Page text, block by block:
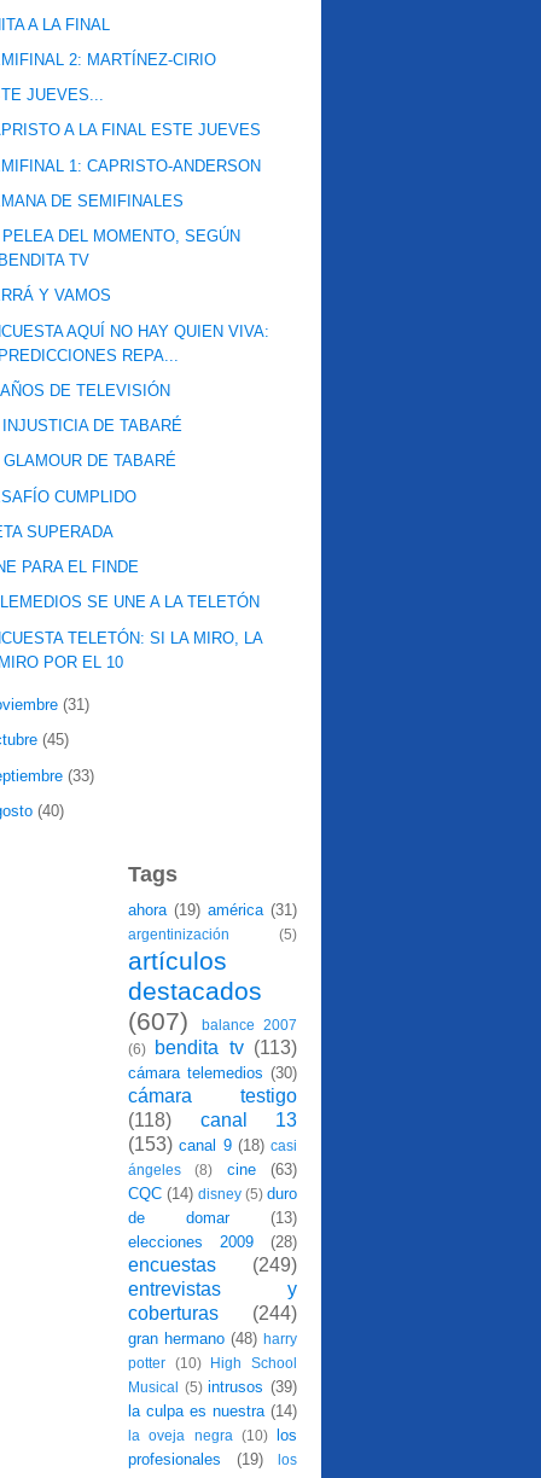
A LA FINAL
2: MARTÍNEZ-CIRIO
JUEVES...
A LA FINAL ESTE JUEVES
1: CAPRISTO-ANDERSON
DE SEMIFINALES
PELEA DEL MOMENTO, SEGÚN
TV
Y VAMOS
AQUÍ NO HAY QUIEN VIVA:
REPA...
DE TELEVISIÓN
INJUSTICIA DE TABARÉ
GLAMOUR DE TABARÉ
CUMPLIDO
SUPERADA
PARA EL FINDE
SE UNE A LA TELETÓN
TELETÓN: SI LA MIRO, LA
POR EL 10
(31)
(45)
(33)
(40)
Tags
ahora (19) américa (31)
argentinización (5)
artículos
destacados
(607)
balance 2007
(6)
bendita tv (113)
cámara telemedios (30)
cámara testigo
(118)
canal 13
(153) canal 9 (18) casi
ángeles
(8) cine
(63)
CQC (14) disney (5) duro
de domar
(13)
elecciones 2009
(28)
encuestas
(249)
entrevistas y
coberturas
(244)
gran hermano (48) harry
potter
(10)
High School
Musical
(5) intrusos (39)
la culpa es nuestra (14)
la oveja negra (10)
los
profesionales
(19)
los